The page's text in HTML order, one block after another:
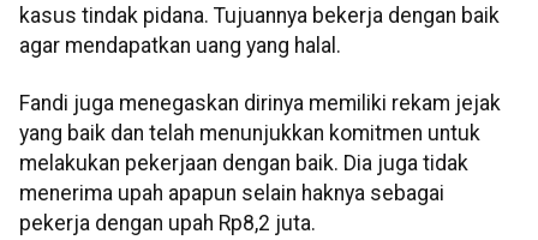
kasus tindak pidana. Tujuannya bekerja dengan baik
agar mendapatkan uang yang halal.
Fandi juga menegaskan dirinya memiliki rekam jejak
yang baik dan telah menunjukkan komitmen untuk
melakukan pekerjaan dengan baik. Dia juga tidak
menerima upah apapun selain haknya sebagai
pekerja dengan upah Rp8,2 juta.